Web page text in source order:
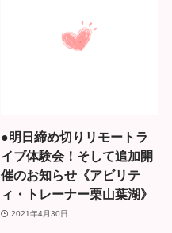
●明日締め切りリモートラ
イブ体験会！そして追加開
催のお知らせ《アビリテ
ィ・トレーナー栗山葉湖》
2021年4月30日